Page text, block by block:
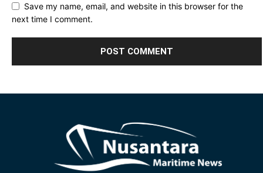
Save my name, email, and website in this browser for the
next time I comment.